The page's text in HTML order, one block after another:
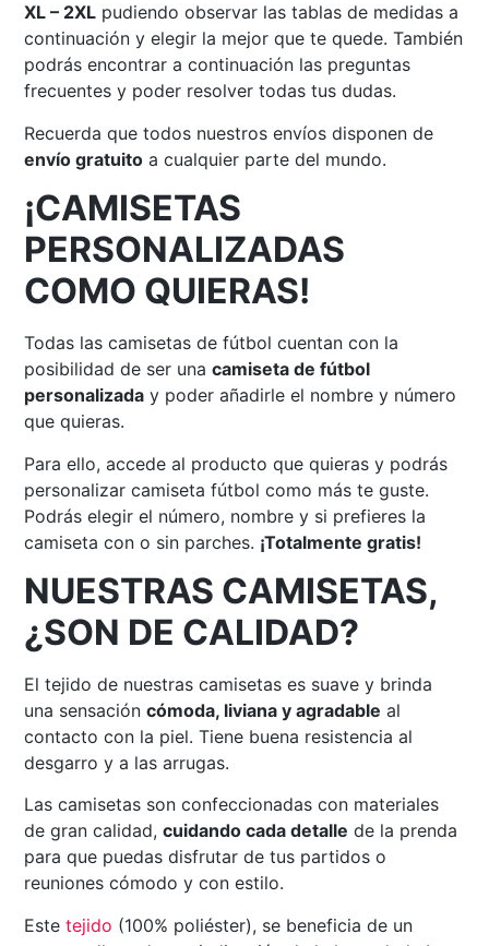
XL – 2XL pudiendo observar las tablas de medidas a
continuación y elegir la mejor que te quede. También
podrás encontrar a continuación las preguntas
frecuentes y poder resolver todas tus dudas.
Recuerda que todos nuestros envíos disponen de
envío gratuito a cualquier parte del mundo.
¡CAMISETAS
PERSONALIZADAS
COMO QUIERAS!
Todas las camisetas de fútbol cuentan con la
posibilidad de ser unacamiseta de fútbol
personalizada y poder añadirle el nombre y número
que quieras.
Para ello, accede al producto que quieras y podrás
personalizar camiseta fútbol como más te guste.
Podrás elegir el número, nombre y si prefieres la
camiseta con o sin parches. ¡Totalmente gratis!
NUESTRAS CAMISETAS,
¿SON DE CALIDAD?
El tejido de nuestras camisetas es suave y brinda
una sensacióncómoda, liviana y agradable al
contacto con la piel. Tiene buena resistencia al
desgarro y a las arrugas.
Las camisetas son confeccionadas con materiales
de gran calidad,cuidando cada detalle de la prenda
para que puedas disfrutar de tus partidos o
reuniones cómodo y con estilo.
Estetejido (100% poliéster), se beneficia de un